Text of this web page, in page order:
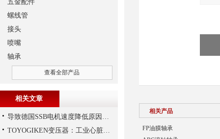
相关产品
FP油膜轴承
五金配件
螺线管
接头
喷嘴
轴承
查看全部产品
相关文章
导致德国SSB电机速度降低原因有哪些?
TOYOGIKEN变压器：工业心脏的“隐形守护者”